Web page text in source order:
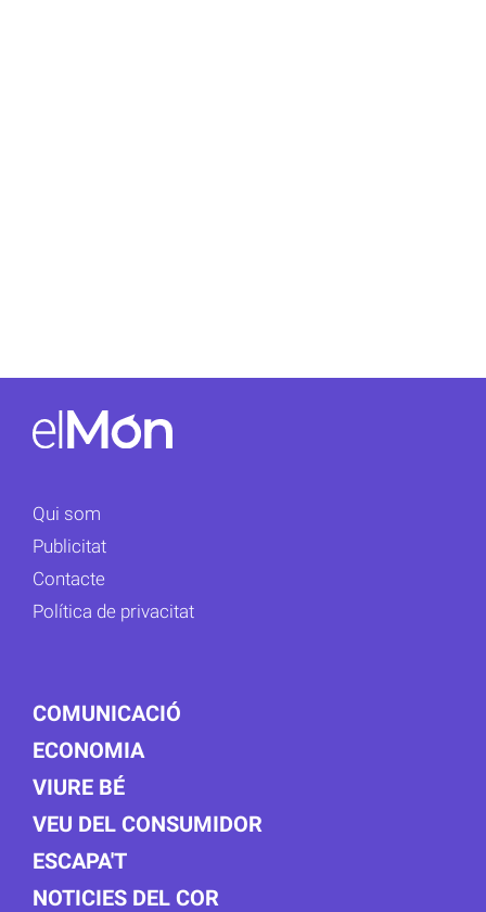
Qui som
Publicitat
Contacte
Política de privacitat
COMUNICACIÓ
ECONOMIA
VIURE BÉ
VEU DEL CONSUMIDOR
ESCAPA'T
NOTICIES DEL COR